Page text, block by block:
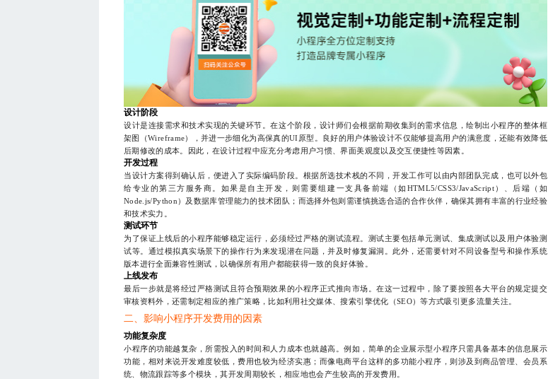
设计阶段
设计是连接需求和技术实现的关键环节。在这个阶段，设计师们会根据前期收集到的需求信息，绘制出小程序的整体框
架图（Wireframe），并进一步细化为高保真的UI原型。良好的用户体验设计不仅能够提高用户的满意度，还能有效降低
后期修改的成本。因此，在设计过程中应充分考虑用户习惯、界面美观度以及交互便捷性等因素。
开发过程
当设计方案得到确认后，便进入了实际编码阶段。根据所选技术栈的不同，开发工作可以由内部团队完成，也可以外包
给专业的第三方服务商。如果是自主开发，则需要组建一支具备前端（如HTML5/CSS3/JavaScript）、后端（如
Node.js/Python）及数据库管理能力的技术团队；而选择外包则需谨慎挑选合适的合作伙伴，确保其拥有丰富的行业经验
和技术实力。
测试环节
为了保证上线后的小程序能够稳定运行，必须经过严格的测试流程。测试主要包括单元测试、集成测试以及用户体验测
试等。通过模拟真实场景下的操作行为来发现潜在问题，并及时修复漏洞。此外，还需要针对不同设备型号和操作系统
版本进行全面兼容性测试，以确保所有用户都能获得一致的良好体验。
上线发布
最后一步就是将经过严格测试且符合预期效果的小程序正式推向市场。在这一过程中，除了要按照各大平台的规定提交
审核资料外，还需制定相应的推广策略，比如利用社交媒体、搜索引擎优化（SEO）等方式吸引更多流量关注。
二、影响小程序开发费用的因素
功能复杂度
小程序的功能越复杂，所需投入的时间和人力成本也就越高。例如，简单的企业展示型小程序只需具备基本的信息展示
功能，相对来说开发难度较低，费用也较为经济实惠；而像电商平台这样的多功能小程序，则涉及到商品管理、会员系
统、物流跟踪等多个模块，其开发周期较长，相应地也会产生较高的开发费用。